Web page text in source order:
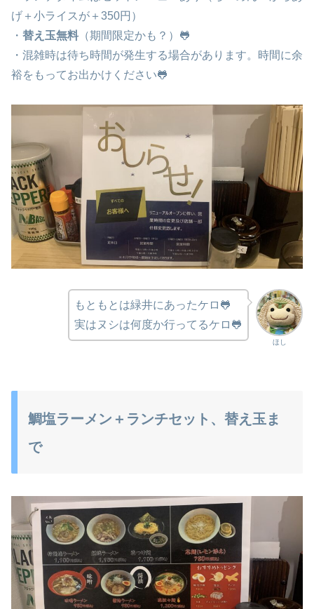
げ＋小ライスが＋350円）
・ 替え玉無料 （期間限定かも？）🐸
・混雑時は待ち時間が発生する場合があります。時間に余
裕をもってお出かけください🐸
ほし
もともとは緑井にあったケロ🐸
実はヌシは何度か行ってるケロ🐸
鯛塩ラーメン＋ランチセット、替え玉ま
で